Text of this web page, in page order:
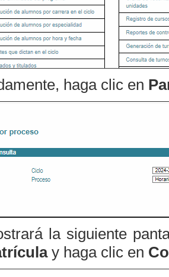
haga clic en
la siguiente
y haga clic en